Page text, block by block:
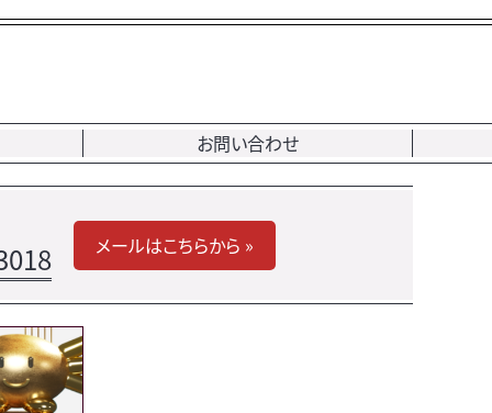
お問い合わせ
メールはこちらから »